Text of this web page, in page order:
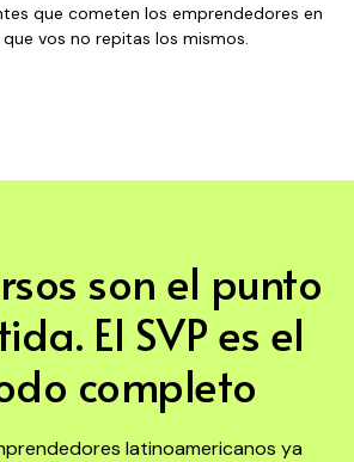
que cometen los emprendedores en
vos no repitas los mismos.
son el punto
El SVP es el
completo
latinoamericanos ya